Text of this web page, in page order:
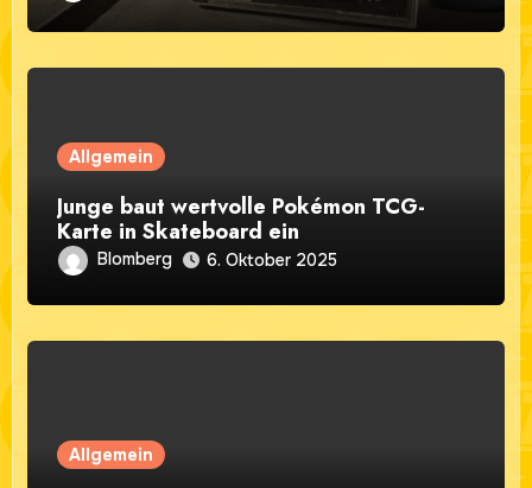
Allgemein
Junge baut wertvolle Pokémon TCG-
Karte in Skateboard ein
Blomberg 6. Oktober 2025
Allgemein